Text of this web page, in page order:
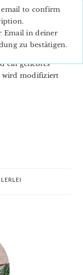
zu einem
alle Kisten
Ecken, in
werden kann.
übriges dazu
ein geliebtes
wird modifiziert
email to confirm
Email in deiner
zu bestätigen.